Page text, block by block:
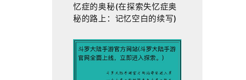
忆症的奥秘(在探索失忆症奥
秘的路上：记忆空白的续写)